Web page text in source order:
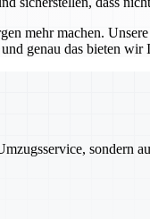
mehr machen.
genau das bieten
sondern